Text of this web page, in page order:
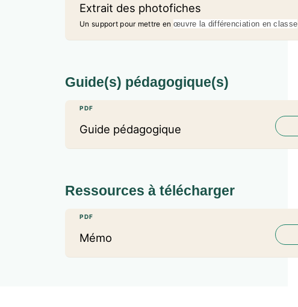
Extrait des photofiches
Un support pour mettre en œuvre la différenciation en classe
Guide(s) pédagogique(s)
PDF
Guide pédagogique
Ressources à télécharger
PDF
Mémo